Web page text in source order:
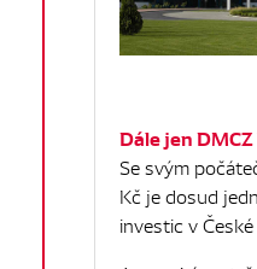
Dále jen
Se svým
Kč je dosud
investic v